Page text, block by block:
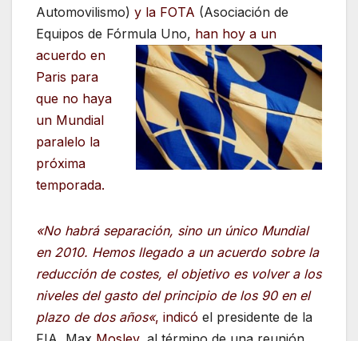
Automovilismo) y la FOTA (Asociación de
Equipos de Fórmula Uno, han hoy a un
acuerdo en
Paris para
que no haya
un Mundial
paralelo la
próxima
temporada.
«No habrá separación, sino un único Mundial
en 2010. Hemos llegado a un acuerdo sobre la
reducción de costes, el objetivo es volver a los
niveles del gasto del principio de los 90 en el
plazo de dos años«, indicó el presidente de la